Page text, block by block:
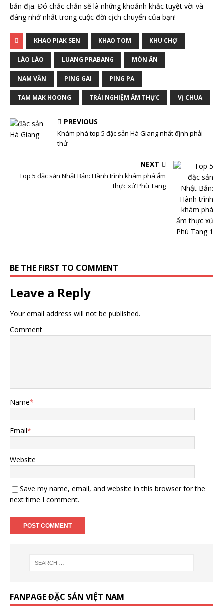
bản địa. Đó chắc chắn sẽ là những khoảnh khắc tuyệt vời và
đáng nhớ nhất trong cuộc đời dịch chuyển của bạn!
KHAO PIAK SEN KHAO TOM KHU CHỢ
LÀO LÀO LUANG PRABANG MÓN ĂN
NAM VẮN PING GAI PING PA
TAM MAK HOONG TRẢI NGHIỆM ẨM THỰC VỊ CHUA
PREVIOUS
Khám phá top 5 đặc sản Hà Giang nhất định phải
thử
NEXT
Top 5 đặc sản Nhật Bản: Hành trình khám phá ẩm
thực xứ Phù Tang
BE THE FIRST TO COMMENT
Leave a Reply
Your email address will not be published.
Comment
Name*
Email*
Website
Save my name, email, and website in this browser for the
next time I comment.
FANPAGE ĐẶC SẢN VIỆT NAM